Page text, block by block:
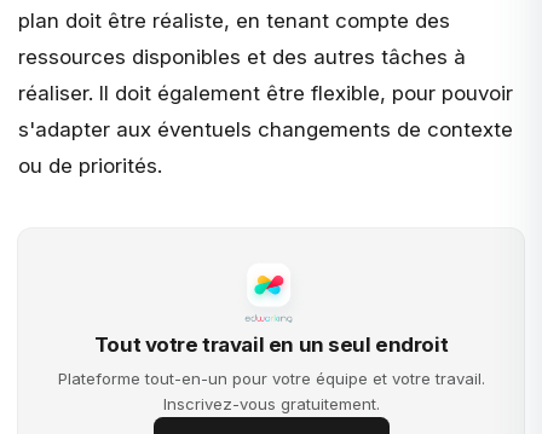
plan doit être réaliste, en tenant compte des
ressources disponibles et des autres tâches à
réaliser. Il doit également être flexible, pour pouvoir
s'adapter aux éventuels changements de contexte
ou de priorités.
Tout votre travail en un seul endroit
Plateforme tout-en-un pour votre équipe et votre travail.
Inscrivez-vous gratuitement.